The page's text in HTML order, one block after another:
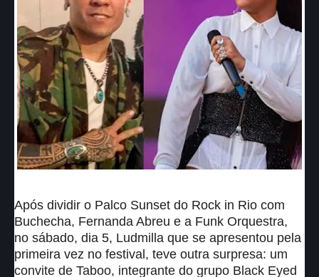
Após dividir o Palco Sunset do Rock in Rio com
Buchecha, Fernanda Abreu e a Funk Orquestra,
no sábado, dia 5, Ludmilla que se apresentou pela
primeira vez no festival, teve outra surpresa: um
convite de Taboo, integrante do grupo Black Eyed